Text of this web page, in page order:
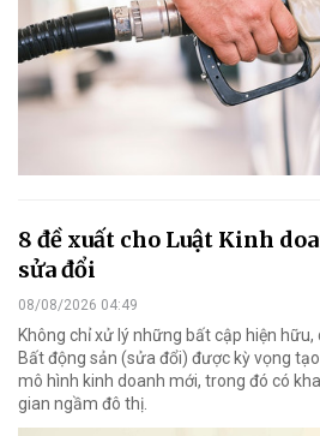
8 đề xuất cho Luật Kinh
sửa đổi
08/08/2026 04:49
Không chỉ xử lý những bất cập hiện
Bất động sản (sửa đổi) được kỳ vọng
mô hình kinh doanh mới, trong đó có
gian ngầm đô thị.